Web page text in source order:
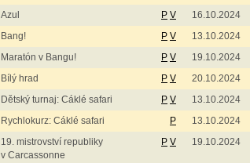
Azul P V 16.10.2024
Bang! P V 13.10.2024
Maratón v Bangu! P V 19.10.2024
Bílý hrad P V 20.10.2024
Dětský turnaj: Cáklé safari P V 13.10.2024
Rychlokurz: Cáklé safari P 13.10.2024
19. mistrovství republiky
v Carcassonne
P V 19.10.2024